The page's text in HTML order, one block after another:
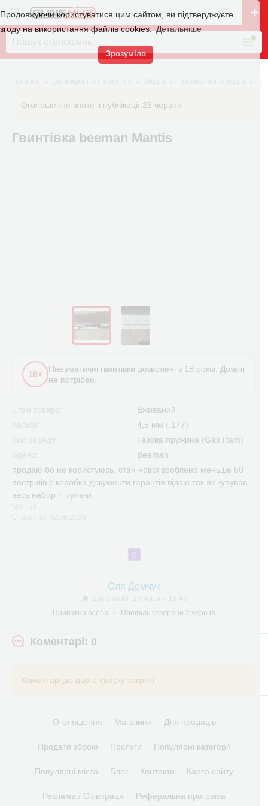
Продовжуючи користуватися цим сайтом, ви підтверджуєте
згоду на використання файлів cookies.
Детальніше
Зрозуміло
Оголошення зняте з публікації 26 червня
Гвинтівка beeman Mantis
18+
Пневматичні гвинтівки дозволені з 18 років. Дозвіл
не потрібен.
Вживаний
4,5 мм (.177)
Газова пружина (Gas Ram)
Beeman
продаю бо не користуюсь. стан нової зроблено меньше 50
пострілів є коробка документи гарантія відаю так як купував
весь набор + пульки.
Оля Демчук
Приватна особа
Профіль створено 2 червня
Коментарі: 0
Коментарі до цього списку закриті
Оголошення Магазини Для продаців
Продати зброю Послуги Популярні категорії
Популярні міста Блог Контакти Карта сайту
Реклама / Співпраця Реферальна програма